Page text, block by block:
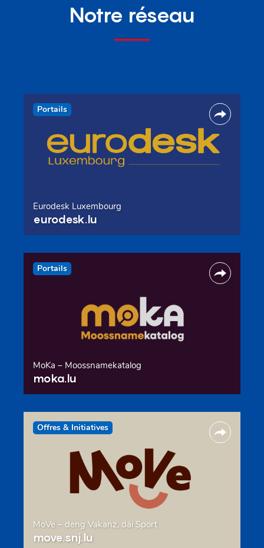
Notre réseau
Portails
Eurodesk Luxembourg
eurodesk.lu
Portails
MoKa – Moossnamekatalog
moka.lu
Offres & Initiatives
MoVe – deng Vakanz, däi Sport
move.snj.lu